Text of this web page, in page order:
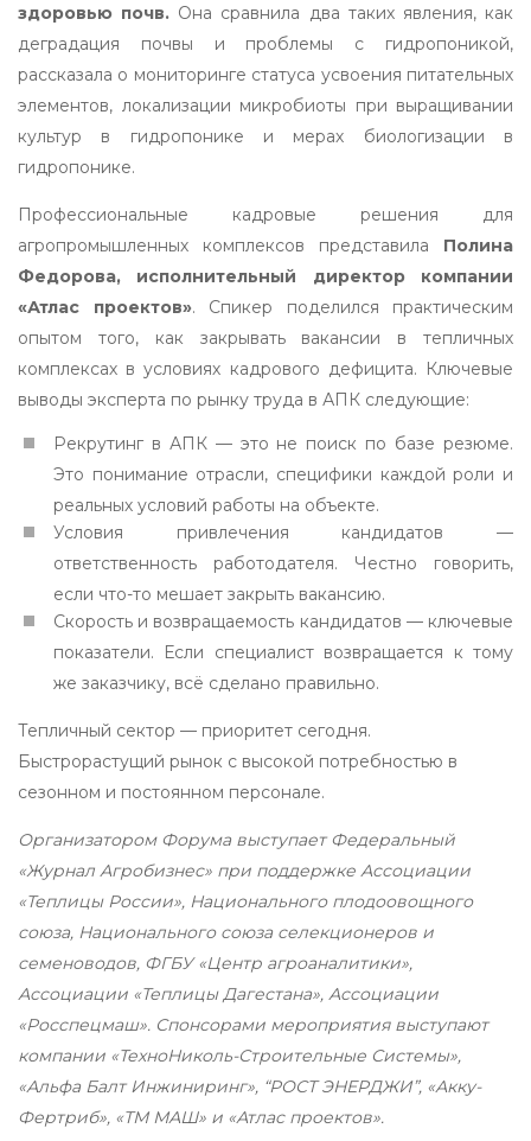
здоровью почв. Она сравнила два таких явления, как
деградация почвы и проблемы с гидропоникой,
рассказала о мониторинге статуса усвоения питательных
элементов, локализации микробиоты при выращивании
культур в гидропонике и мерах биологизации в
гидропонике.
Профессиональные кадровые решения для
агропромышленных комплексов представила Полина
Федорова, исполнительный директор компании
«Атлас проектов». Спикер поделился практическим
опытом того, как закрывать вакансии в тепличных
комплексах в условиях кадрового дефицита. Ключевые
выводы эксперта по рынку труда в АПК следующие:
Рекрутинг в АПК — это не поиск по базе резюме.
Это понимание отрасли, специфики каждой роли и
реальных условий работы на объекте.
Условия привлечения кандидатов —
ответственность работодателя. Честно говорить,
если что-то мешает закрыть вакансию.
Скорость и возвращаемость кандидатов — ключевые
показатели. Если специалист возвращается к тому
же заказчику, всё сделано правильно.
Тепличный сектор — приоритет сегодня.
Быстрорастущий рынок с высокой потребностью в
сезонном и постоянном персонале.
Организатором Форума выступает Федеральный
«Журнал Агробизнес» при поддержке Ассоциации
«Теплицы России», Национального плодоовощного
союза, Национального союза селекционеров и
семеноводов, ФГБУ «Центр агроаналитики»,
Ассоциации «Теплицы Дагестана», Ассоциации
«Росспецмаш». Спонсорами мероприятия выступают
компании «ТехноНиколь-Строительные Системы»,
«Альфа Балт Инжиниринг», “РОСТ ЭНЕРДЖИ”, «Акку-
Фертриб», «ТМ МАШ» и «Атлас проектов».